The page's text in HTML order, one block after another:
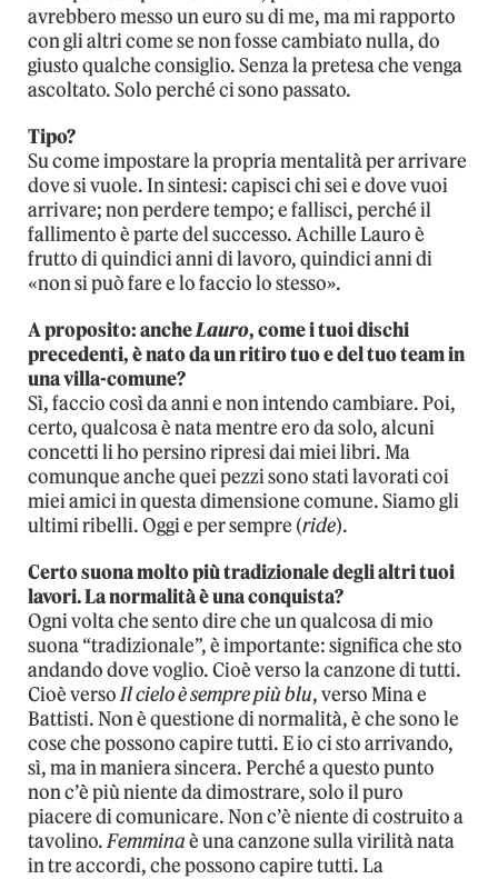
avrebbero messo un euro su di me, ma mi rapporto
con gli altri come se non fosse cambiato nulla, do
giusto qualche consiglio. Senza la pretesa che venga
ascoltato. Solo perché ci sono passato.
Tipo?
Su come impostare la propria mentalità per arrivare
dove si vuole. In sintesi: capisci chi sei e dove vuoi
arrivare; non perdere tempo; e fallisci, perché il
fallimento è parte del successo. Achille Lauro è
frutto di quindici anni di lavoro, quindici anni di
«non si può fare e lo faccio lo stesso».
A proposito: ancheLauro, come i tuoi dischi
precedenti, è nato da un ritiro tuo e del tuo team in
una villa-comune?
Sì, faccio così da anni e non intendo cambiare. Poi,
certo, qualcosa è nata mentre ero da solo, alcuni
concetti li ho persino ripresi dai miei libri. Ma
comunque anche quei pezzi sono stati lavorati coi
miei amici in questa dimensione comune. Siamo gli
ultimi ribelli. Oggi e per sempre (ride).
Certo suona molto più tradizionale degli altri tuoi
lavori. La normalità è una conquista?
Ogni volta che sento dire che un qualcosa di mio
suona “tradizionale”, è importante: significa che sto
andando dove voglio. Cioè verso la canzone di tutti.
Cioè versoIl cielo è sempre più blu, verso Mina e
Battisti. Non è questione di normalità, è che sono le
cose che possono capire tutti. E io ci sto arrivando,
sì, ma in maniera sincera. Perché a questo punto
non c’è più niente da dimostrare, solo il puro
piacere di comunicare. Non c’è niente di costruito a
tavolino.Femminaè una canzone sulla virilità nata
in tre accordi, che possono capire tutti. La